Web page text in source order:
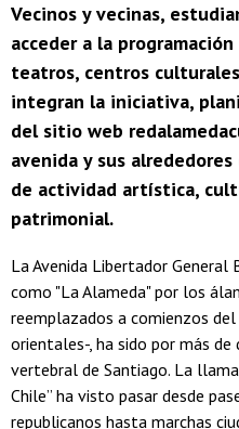
Vecinos y vecinas,
acceder a la
teatros, centros
integran la iniciativa,
del sitio web
avenida y sus
de actividad artística,
patrimonial.
La Avenida Libertador General
como "La Alameda" por los
reemplazados a comienzos
orientales-, ha sido por más
vertebral de Santiago. La
Chile” ha visto pasar desde
republicanos hasta marchas